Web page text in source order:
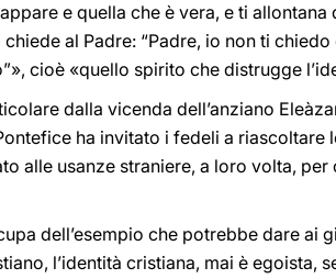
e quella che è vera, e ti
al Padre: “Padre, io non ti
cioè «quello spirito che distrugge
dalla vicenda dell’anziano
ha invitato i fedeli a
alle usanze straniere, a loro volta,
dell’esempio che potrebbe dare ai
l’identità cristiana, mai è egoista,